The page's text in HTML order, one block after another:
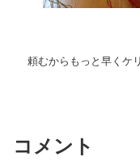
頼むからもっと早くケ
コメント